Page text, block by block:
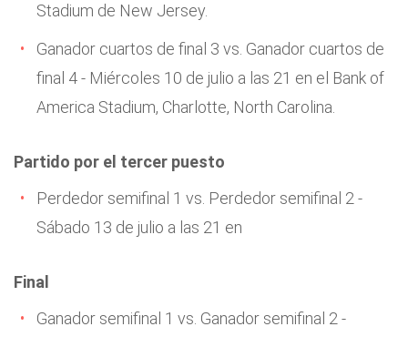
Stadium de New Jersey.
Ganador cuartos de final 3 vs. Ganador cuartos de
final 4 - Miércoles 10 de julio a las 21 en el Bank of
America Stadium, Charlotte, North Carolina.
Partido por el tercer puesto
Perdedor semifinal 1 vs. Perdedor semifinal 2 -
Sábado 13 de julio a las 21 en
Final
Ganador semifinal 1 vs. Ganador semifinal 2 -